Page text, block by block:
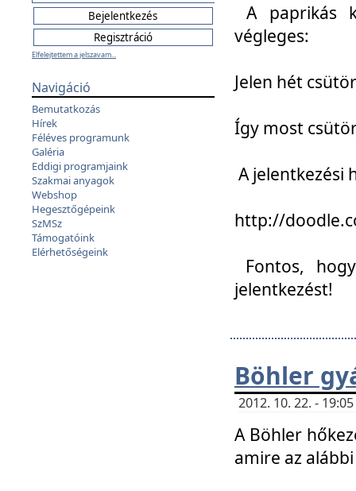
Elfelejtettem a jelszavam...
Navigáció
Bemutatkozás
Hírek
Féléves programunk
Galéria
Eddigi programjaink
Szakmai anyagok
Webshop
Hegesztőgépeink
SzMSz
Támogatóink
Elérhetőségeink
A paprikás
végleges:
Jelen hét
Így most
A jelentkezési
http://
Fontos,
jelentkezést!
Böhler
2012. 10. 22. -
A Böhler
amire az